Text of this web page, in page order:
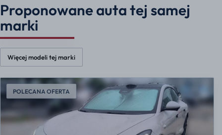
Proponowane auta tej samej
marki
Więcej modeli tej marki
POLECANA OFERTA